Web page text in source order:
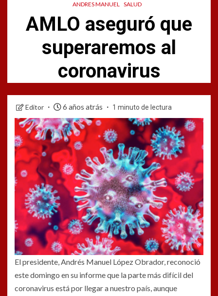
ANDRES MANUEL SALUD
AMLO aseguró que
superaremos al
coronavirus
Editor 6 años atrás 1 minuto de lectura
El presidente, Andrés Manuel López Obrador, reconoció
este domingo en su informe que la parte más difícil del
coronavirus está por llegar a nuestro país, aunque